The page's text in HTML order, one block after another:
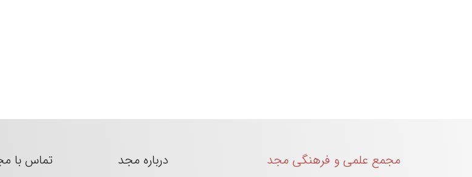
مجمع علمی و فرهنگی مجد درباره مجد تماس با